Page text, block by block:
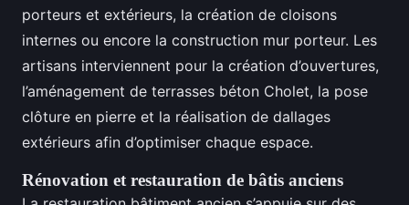
porteurs et extérieurs, la création de cloisons
internes ou encore la construction mur porteur. Les
artisans interviennent pour la création d’ouvertures,
l’aménagement de terrasses béton Cholet, la pose
clôture en pierre et la réalisation de dallages
extérieurs afin d’optimiser chaque espace.
Rénovation et restauration de bâtis anciens